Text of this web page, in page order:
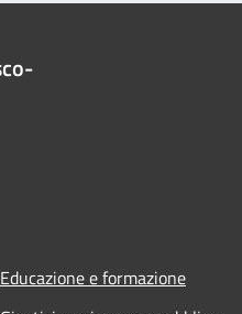
Educazione e formazione